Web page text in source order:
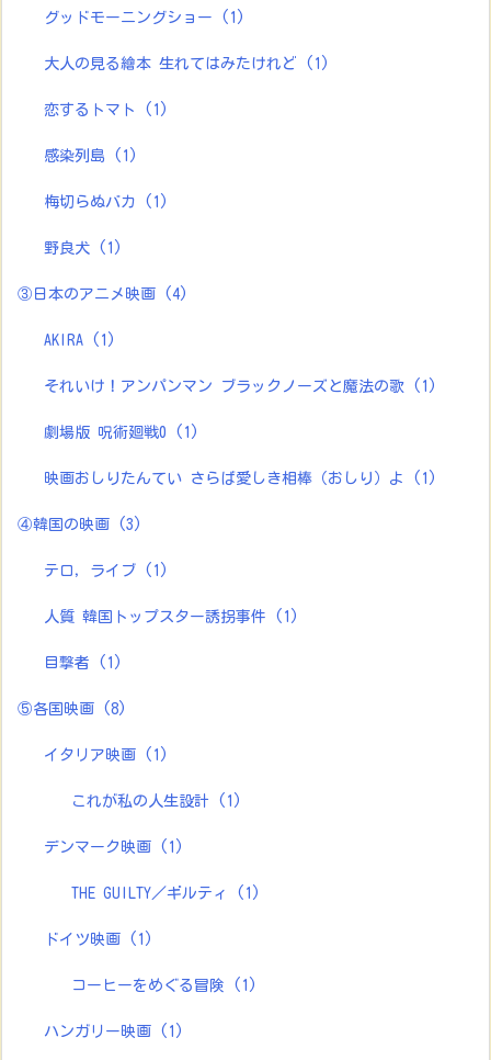
グッドモーニングショー (1)
大人の見る繪本 生れてはみたけれど (1)
恋するトマト (1)
感染列島 (1)
梅切らぬバカ (1)
野良犬 (1)
③日本のアニメ映画 (4)
AKIRA (1)
それいけ！アンパンマン ブラックノーズと魔法の歌 (1)
劇場版 呪術廻戦0 (1)
映画おしりたんてい さらば愛しき相棒（おしり）よ (1)
④韓国の映画 (3)
テロ，ライブ (1)
人質 韓国トップスター誘拐事件 (1)
目撃者 (1)
⑤各国映画 (8)
イタリア映画 (1)
これが私の人生設計 (1)
デンマーク映画 (1)
THE GUILTY／ギルティ (1)
ドイツ映画 (1)
コーヒーをめぐる冒険 (1)
ハンガリー映画 (1)